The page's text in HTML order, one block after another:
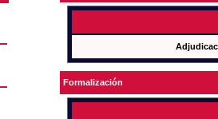
Formalización